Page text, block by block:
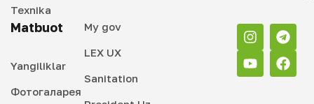
Texnika
Matbuot
Yangiliklar
Фотогаларея
My gov
LEX UX
Sanitation